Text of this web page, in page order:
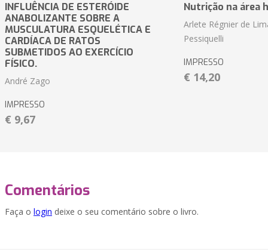
INFLUÊNCIA DE ESTERÓIDE
ANABOLIZANTE SOBRE A
MUSCULATURA ESQUELÉTICA E
CARDÍACA DE RATOS
SUBMETIDOS AO EXERCÍCIO
FÍSICO.
André Zago
IMPRESSO
€ 9,67
Nutrição na área
Arlete Régnier de
Pessiquelli
IMPRESSO
€ 14,20
Comentários
Faça o login deixe o seu comentário sobre o livro.